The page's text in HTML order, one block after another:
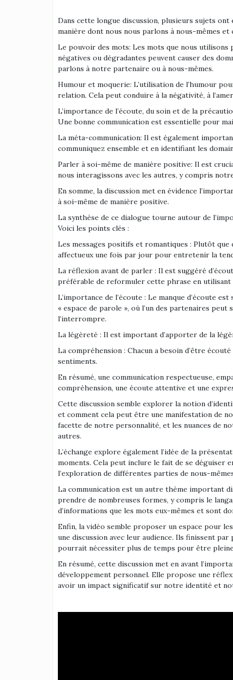
Dans cette longue discussion, plusieurs sujets
manière dont nous nous parlons à nous-mêmes
Le pouvoir des mots: Les mots que nous
négatives ou dégradantes peuvent causer des
parlons à notre partenaire ou à nous-mêmes.
Humour et moquerie: L’utilisation de l’humour
relation. Cela peut conduire à la négativité, à
L’importance de l’écoute, du soin et de la
Une bonne communication est essentielle pour
La méta-communication: Il est également
communiquez ensemble et en identifiant les
Parler à soi-même de manière positive: Il est
nous interagissons avec les autres, y compris
En somme, la discussion met en évidence
à soi-même de manière positive.
La synthèse de ce dialogue tourne autour de
Voici les points clés :
Les messages positifs et romantiques : Plutôt
affectueux une fois par jour pour entretenir la
La réflexion avant de parler : Il est suggéré
préférable de reformuler cette phrase en
L’importance de l’écoute : Le manque d’écoute
« espace de parole », où l’un des partenaires
l’interrompre.
La légèreté : Il est important d’apporter de la
La compréhension : Chacun a besoin d’être
sentiments.
En résumé, une communication respectueuse,
compréhension, une écoute attentive et une
Cette discussion semble explorer la notion
et comment cela peut être une manifestation de
facette de notre personnalité, et les nuances de
autres.
L’échange explore également l’idée de la
moments. Cela peut inclure le fait de se déguiser
l’exploration de différentes parties de nous-
La communication est un autre thème important
prendre de nombreuses formes, y compris le
d’informations que les mots eux-mêmes et sont
Enfin, la vidéo semble proposer un espace pour
une discussion avec leur audience. Ils finissent
pourrait nécessiter plus de temps pour être
En résumé, cette discussion met en avant
développement personnel. Elle propose une
avoir un impact significatif sur notre identité et